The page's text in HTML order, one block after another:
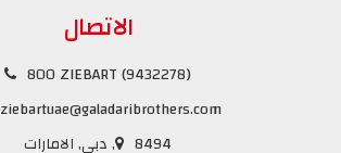
الاتصال
800 ZIEBART (9432278)
ziebartuae@galadaribrothers.com
8494, دبي, الامارات